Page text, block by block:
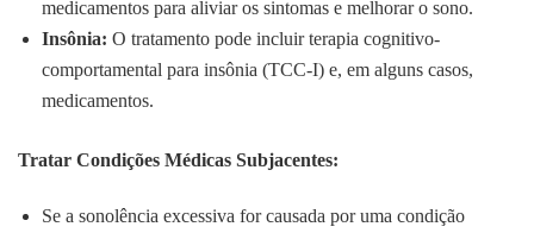
medicamentos para aliviar os sintomas e melhorar o sono.
Insônia: O tratamento pode incluir terapia cognitivo-
comportamental para insônia (TCC-I) e, em alguns casos,
medicamentos.
Tratar Condições Médicas Subjacentes:
Se a sonolência excessiva for causada por uma condição